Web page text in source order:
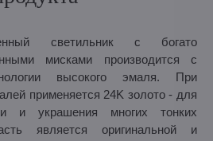
светильник с богато
мисками производится с
высокого эмаля. При
применяется 24K золото - для
и украшения многих тонких
является оригинальной и